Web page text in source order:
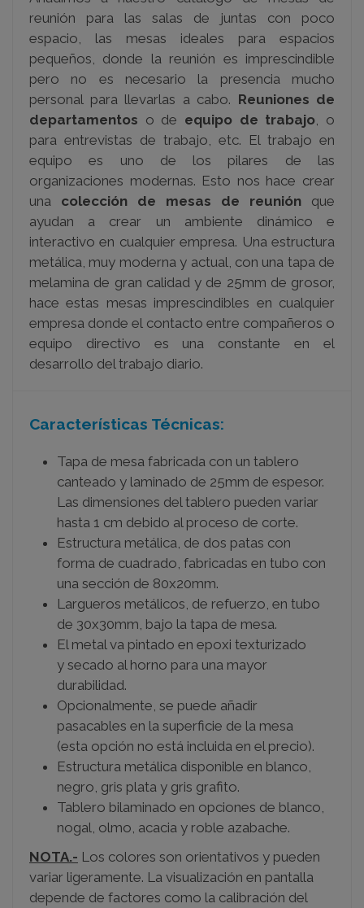
reunión para las salas de juntas con poco
espacio, las mesas ideales para espacios
pequeños, donde la reunión es imprescindible
pero no es necesario la presencia mucho
personal para llevarlas a cabo. Reuniones de
departamentos o de equipo de trabajo, o
para entrevistas de trabajo, etc. El trabajo en
equipo es uno de los pilares de las
organizaciones modernas. Esto nos hace crear
una colección de mesas de reunión que
ayudan a crear un ambiente dinámico e
interactivo en cualquier empresa. Una estructura
metálica, muy moderna y actual, con una tapa de
melamina de gran calidad y de 25mm de grosor,
hace estas mesas imprescindibles en cualquier
empresa donde el contacto entre compañeros o
equipo directivo es una constante en el
desarrollo del trabajo diario.
Características Técnicas:
Tapa de mesa fabricada con un tablero
canteado y laminado de 25mm de espesor.
Las dimensiones del tablero pueden variar
hasta 1 cm debido al proceso de corte.
Estructura metálica, de dos patas con
forma de cuadrado, fabricadas en tubo con
una sección de 80x20mm.
Largueros metálicos, de refuerzo, en tubo
de 30x30mm, bajo la tapa de mesa.
El metal va pintado en epoxi texturizado
y secado al horno para una mayor
durabilidad.
Opcionalmente, se puede añadir
pasacables en la superficie de la mesa
(esta opción no está incluida en el precio).
Estructura metálica disponible en blanco,
negro, gris plata y gris grafito.
Tablero bilaminado en opciones de blanco,
nogal, olmo, acacia y roble azabache.
NOTA.- Los colores son orientativos y pueden
variar ligeramente. La visualización en pantalla
depende de factores como la calibración del